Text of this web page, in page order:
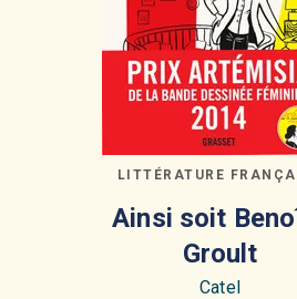
LITTÉRATURE
Ainsi soit
Groult
Catel